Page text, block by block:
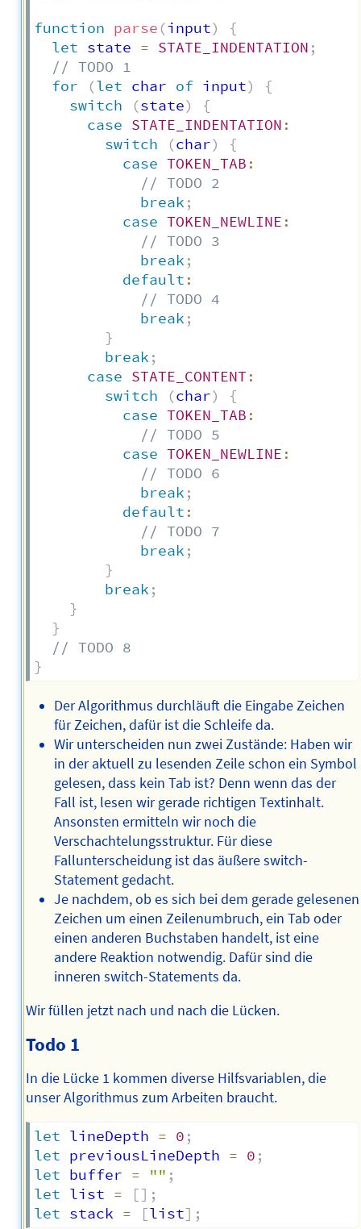
function parse (input)
{
let state = STATE_INDENTATION ;
// TODO 1
for
(let char of input)
{
switch
(state)
{
case STATE_INDENTATION :
switch
(char)
{
case TOKEN_TAB :
// TODO 2
break ;
case TOKEN_NEWLINE :
// TODO 3
break ;
default :
// TODO 4
break ;
}
break ;
case STATE_CONTENT :
switch
(char)
{
case TOKEN_TAB :
// TODO 5
case TOKEN_NEWLINE :
// TODO 6
break ;
default :
// TODO 7
break ;
}
break ;
}
}
// TODO 8
}
Der Algorithmus durchläuft die Eingabe Zeichen
für Zeichen, dafür ist die Schleife da.
Wir unterscheiden nun zwei Zustände: Haben wir
in der aktuell zu lesenden Zeile schon ein Symbol
gelesen, dass kein Tab ist? Denn wenn das der
Fall ist, lesen wir gerade richtigen Textinhalt.
Ansonsten ermitteln wir noch die
Verschachtelungsstruktur. Für diese
Fallunterscheidung ist das äußere switch-
Statement gedacht.
Je nachdem, ob es sich bei dem gerade gelesenen
Zeichen um einen Zeilenumbruch, ein Tab oder
einen anderen Buchstaben handelt, ist eine
andere Reaktion notwendig. Dafür sind die
inneren switch-Statements da.
Wir füllen jetzt nach und nach die Lücken.
Todo 1
In die Lücke 1 kommen diverse Hilfsvariablen, die
unser Algorithmus zum Arbeiten braucht.
let lineDepth = 0 ;
let previousLineDepth = 0 ;
let buffer = "" ;
let list = [] ;
let stack = [list] ;